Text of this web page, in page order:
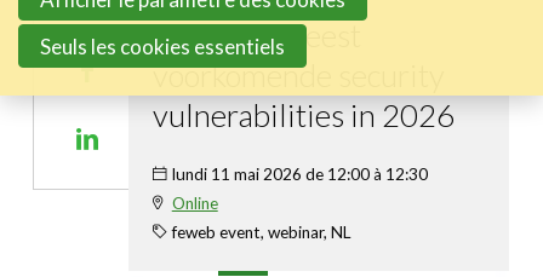
on
Twitter
Share
Facebook
Share
Monday: Meest
voorkomende security
vulnerabilities in 2026
lundi 11 mai 2026 de 12:00 à 12:30
Online
feweb event, webinar, NL
A propos
Become a member Account
Seuls les cookies essentiels